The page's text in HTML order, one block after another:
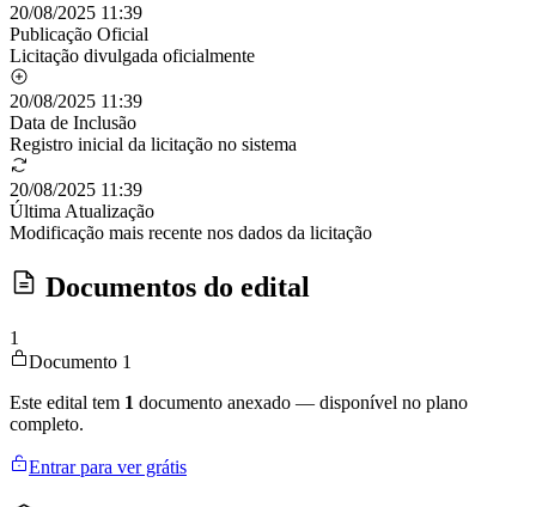
20/08/2025 11:39
Publicação Oficial
Licitação divulgada oficialmente
20/08/2025 11:39
Data de Inclusão
Registro inicial da licitação no sistema
20/08/2025 11:39
Última Atualização
Modificação mais recente nos dados da licitação
Documentos do edital
1
Documento 1
Este edital tem 1 documento anexado — disponível no plano
completo.
Entrar para ver grátis